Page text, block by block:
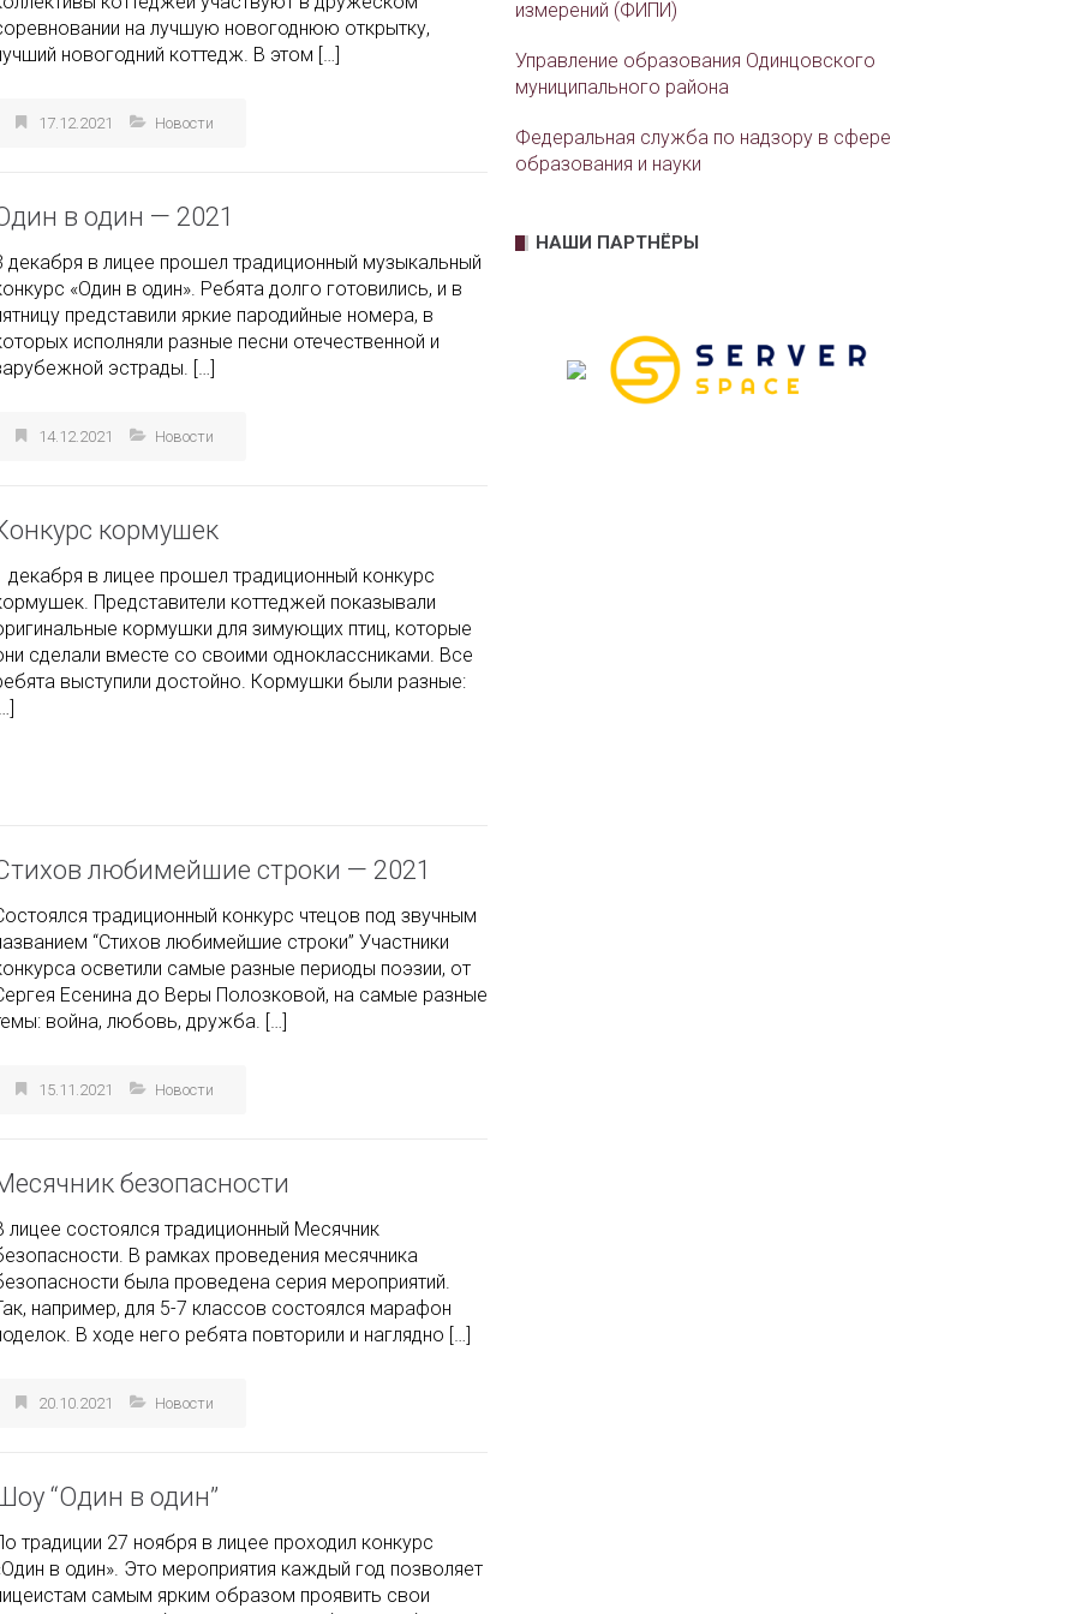
коттеджей участвуют в дружеском
на лучшую новогоднюю открытку,
новогодний коттедж. В этом […]
в один — 2021
декабря в лицее прошел традиционный музыкальный
«Один в один». Ребята долго готовились, и в
представили яркие пародийные номера, в
исполняли разные песни отечественной и
эстрады. […]
кормушек
декабря в лицее прошел традиционный конкурс
Представители коттеджей показывали
кормушки для зимующих птиц, которые
сделали вместе со своими одноклассниками. Все
выступили достойно. Кормушки были разные:
любимейшие строки — 2021
традиционный конкурс чтецов под звучным
“Стихов любимейшие строки” Участники
осветили самые разные периоды поэзии, от
Есенина до Веры Полозковой, на самые разные
война, любовь, дружба. […]
безопасности
лицее состоялся традиционный Месячник
В рамках проведения месячника
была проведена серия мероприятий.
например, для 5-7 классов состоялся марафон
В ходе него ребята повторили и наглядно […]
“Один в один”
традиции 27 ноября в лицее проходил конкурс
в один». Это мероприятия каждый год позволяет
измерений (ФИПИ)
Управление образования Одинцовского
муниципального района
Федеральная служба по надзору в сфере
образования и науки